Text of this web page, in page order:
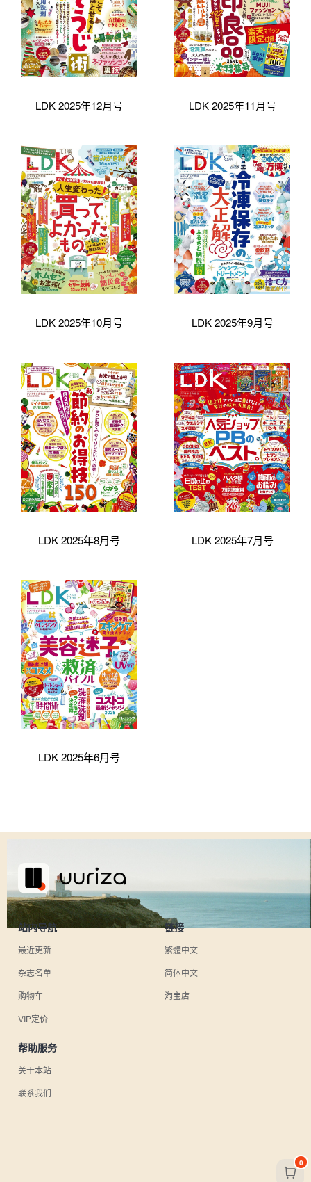
LDK 2025年12月号 LDK 2025年11月号
LDK 2025年10月号 LDK 2025年9月号
LDK 2025年8月号 LDK 2025年7月号
LDK 2025年6月号
站内导航
最近更新
杂志名单
购物车
VIP定价
链接
繁體中文
简体中文
淘宝店
帮助服务
关于本站
联系我们
0